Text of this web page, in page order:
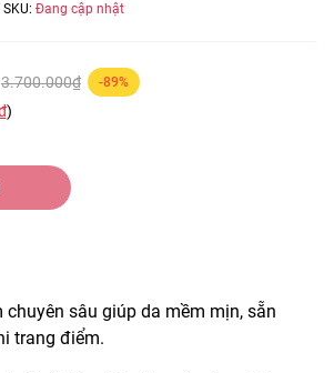
SKU: Đang cập nhật
3.700.000₫ -89%
)
chuyên sâu giúp da mềm mịn, sẵn
trang điểm.